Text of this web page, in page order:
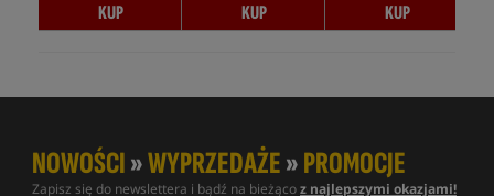
KUP KUP KUP
NOWOŚCI»WYPRZEDAŻE»PROMOCJE
Zapisz się do newslettera i bądź na bieżącoz najlepszymi okazjami!